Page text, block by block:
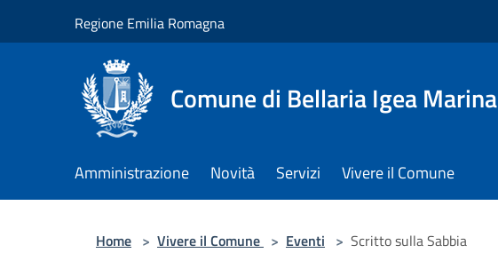
Regione Emilia Romagna
Comune di Bellaria Igea Marina
Amministrazione Novità Servizi Vivere il Comune
Home > Vivere il Comune > Eventi > Scritto sulla Sabbia